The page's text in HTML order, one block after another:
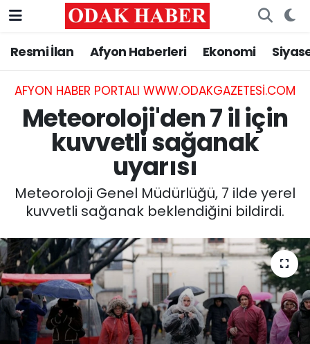
Resmi İlan Afyon Haberleri Ekonomi
AFYON HABER PORTALI WWW.ODAKGAZETESI.COM
Meteoroloji'den 7 il için
kuvvetli sağanak
uyarısı
Meteoroloji Genel Müdürlüğü, 7 ilde yerel
kuvvetli sağanak beklendiğini bildirdi.
AFYONKARAHİSAR HABERLERİ
Resmi İlan
ASAYİŞ
SİYASET
MAGAZİN
SAĞLIK
SPOR
Nöbetçi Eczaneler
Hava Durumu
Trafik Durumu
Süper Lig Puan Durumu ve Fikstür
Tüm Manşetler
Haber Arşivi